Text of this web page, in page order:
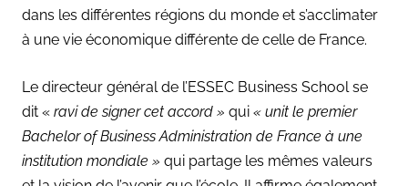
dans les différentes régions du monde et s’acclimater
à une vie économique différente de celle de France.
Le directeur général de l’ESSEC Business School se
dit « ravi de signer cet accord » qui « unit le premier
Bachelor of Business Administration de France à une
institution mondiale » qui partage les mêmes valeurs